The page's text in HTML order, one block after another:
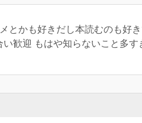
かも好きだし本読むのも好
歓迎 もはや知らないこと多